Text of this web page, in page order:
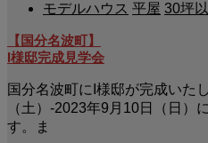
モデルハウス 平屋 30坪
【国分名波町】
I様邸完成見学会
国分名波町にI様邸が完成いた
（土）-2023年9月10日（日）
す。ま